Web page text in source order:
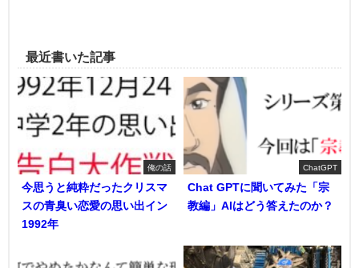
最近書いた記事
俺の話
今思うと純粋だったクリスマ
スの青臭い恋愛の思い出イン
1992年
ChatGPT
Chat GPTに聞いてみた「宗
教編」AIはどう答えたのか？